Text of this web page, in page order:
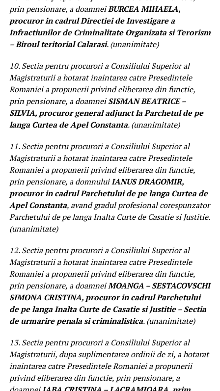
prin pensionare, a doamneiBURCEA MIHAELA,
procuror in cadrul Directiei de Investigare a
Infractiunilor de Criminalitate Organizata si Terorism
– Biroul teritorial Calarasi. (unanimitate)
10. Sectia pentru procurori a Consiliului Superior al
Magistraturii a hotarat inaintarea catre Presedintele
Romaniei a propunerii privind eliberarea din functie,
prin pensionare, a doamneiSISMAN BEATRICE –
SILVIA, procuror general adjunct la Parchetul de pe
langa Curtea de Apel Constanta. (unanimitate)
11. Sectia pentru procurori a Consiliului Superior al
Magistraturii a hotarat inaintarea catre Presedintele
Romaniei a propunerii privind eliberarea din functie,
prin pensionare, a domnuluiIANUS DRAGOMIR,
procuror in cadrul Parchetului de pe langa Curtea de
Apel Constanta, avand gradul profesional corespunzator
Parchetului de pe langa Inalta Curte de Casatie si Justitie.
(unanimitate)
12. Sectia pentru procurori a Consiliului Superior al
Magistraturii a hotarat inaintarea catre Presedintele
Romaniei a propunerii privind eliberarea din functie,
prin pensionare, a doamneiMOANGA – SESTACOVSCHI
SIMONA CRISTINA, procuror in cadrul Parchetului
de pe langa Inalta Curte de Casatie si Justitie – Sectia
de urmarire penala si criminalistica. (unanimitate)
13. Sectia pentru procurori a Consiliului Superior al
Magistraturii, dupa suplimentarea ordinii de zi, a hotarat
inaintarea catre Presedintele Romaniei a propunerii
privind eliberarea din functie, prin pensionare, a